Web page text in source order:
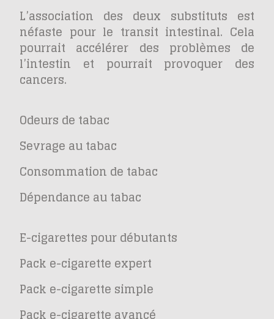
L’association des deux substituts est
néfaste pour le transit intestinal. Cela
pourrait accélérer des problèmes de
l’intestin et pourrait provoquer des
cancers.
Odeurs de tabac
Sevrage au tabac
Consommation de tabac
Dépendance au tabac
E-cigarettes pour débutants
Pack e-cigarette expert
Pack e-cigarette simple
Pack e-cigarette avancé